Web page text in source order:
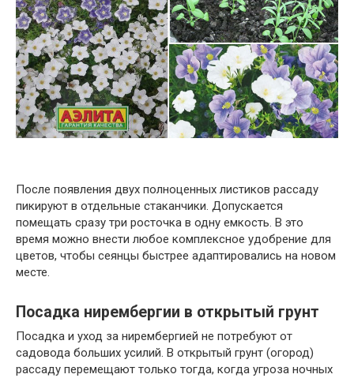
После появления двух полноценных листиков рассаду
пикируют в отдельные стаканчики. Допускается
помещать сразу три росточка в одну емкость. В это
время можно внести любое комплексное удобрение для
цветов, чтобы сеянцы быстрее адаптировались на новом
месте.
Посадка нирембергии в открытый грунт
Посадка и уход за нирембергией не потребуют от
садовода больших усилий. В открытый грунт (огород)
рассаду перемещают только тогда, когда угроза ночных